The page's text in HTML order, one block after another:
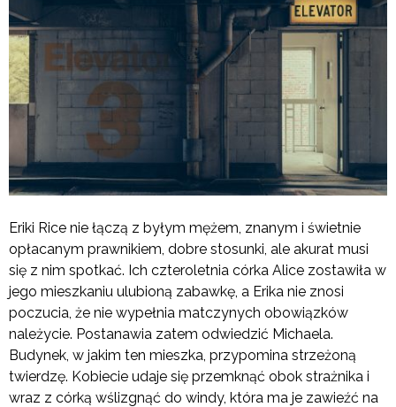
Eriki Rice nie łączą z byłym mężem, znanym i świetnie
opłacanym prawnikiem, dobre stosunki, ale akurat musi
się z nim spotkać. Ich czteroletnia córka Alice zostawiła w
jego mieszkaniu ulubioną zabawkę, a Erika nie znosi
poczucia, że nie wypełnia matczynych obowiązków
należycie. Postanawia zatem odwiedzić Michaela.
Budynek, w jakim ten mieszka, przypomina strzeżoną
twierdzę. Kobiecie udaje się przemknąć obok strażnika i
wraz z córką wślizgnąć do windy, która ma je zawieźć na